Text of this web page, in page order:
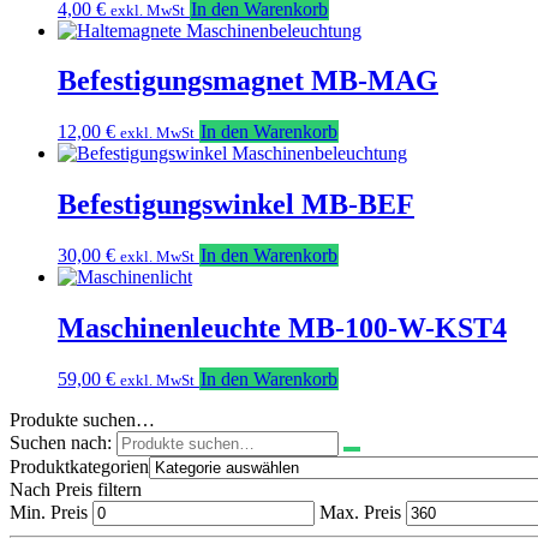
4,00 € exkl. MwSt In den Warenkorb
Befestigungsmagnet MB-MAG
12,00 € exkl. MwSt In den Warenkorb
Befestigungswinkel MB-BEF
30,00 € exkl. MwSt In den Warenkorb
Maschinenleuchte MB-100-W-KST4
59,00 € exkl. MwSt In den Warenkorb
Produkte suchen…
Suchen nach:
Produktkategorien
Nach Preis filtern
Min. Preis
Max. Preis